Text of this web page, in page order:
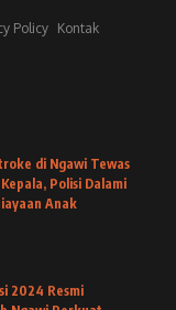
Policy Kontak
di Ngawi Tewas
Polisi Dalami
Anak
2024 Resmi